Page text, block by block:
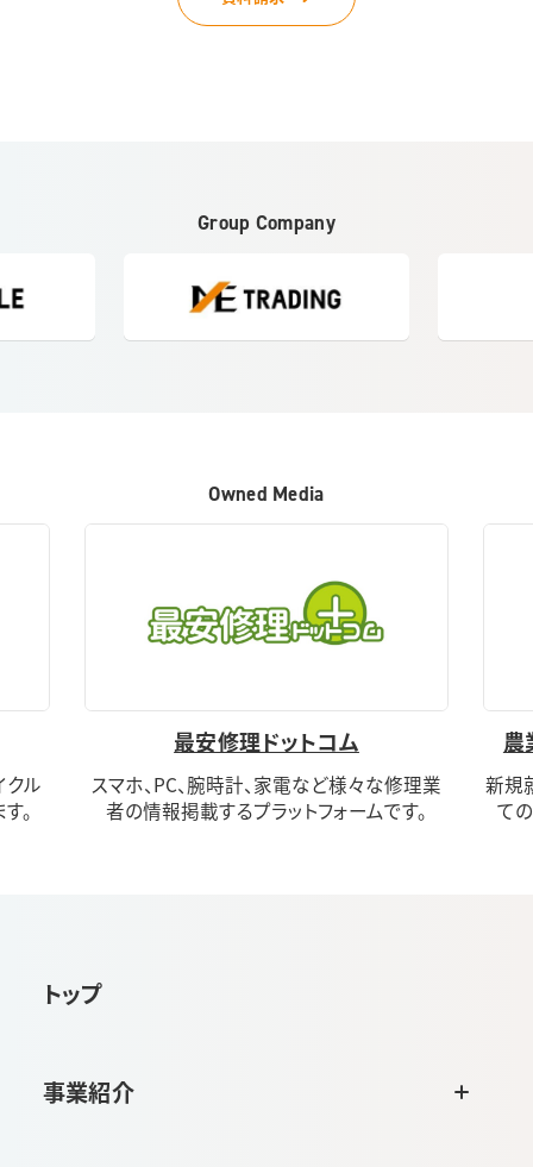
Group Company
Owned Media
クル
。
最安修理ドットコム
スマホ、PC、腕時計、家電など様々な修理業
者の情報掲載するプラットフォームです。
農
新規
て
トップ
事業紹介